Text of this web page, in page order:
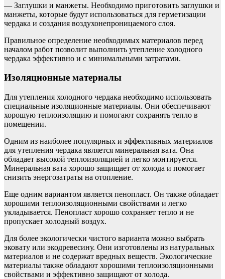
— Заглушки и манжеты. Необходимо приготовить заглушки и
манжеты, которые будут использоваться для герметизации
чердака и создания воздухонепроницаемого слоя.
Правильное определение необходимых материалов перед
началом работ позволит выполнить утепление холодного
чердака эффективно и с минимальными затратами.
Изоляционные материалы
Для утепления холодного чердака необходимо использовать
специальные изоляционные материалы. Они обеспечивают
хорошую теплоизоляцию и помогают сохранять тепло в
помещении.
Одним из наиболее популярных и эффективных материалов
для утепления чердака является минеральная вата. Она
обладает высокой теплоизоляцией и легко монтируется.
Минеральная вата хорошо защищает от холода и помогает
снизить энергозатраты на отопление.
Еще одним вариантом является пенопласт. Он также обладает
хорошими теплоизоляционными свойствами и легко
укладывается. Пенопласт хорошо сохраняет тепло и не
пропускает холодный воздух.
Для более экологически чистого варианта можно выбрать
эковату или экодревесину. Они изготовлены из натуральных
материалов и не содержат вредных веществ. Экологические
материалы также обладают хорошими теплоизоляционными
свойствами и эффективно защищают от холода.